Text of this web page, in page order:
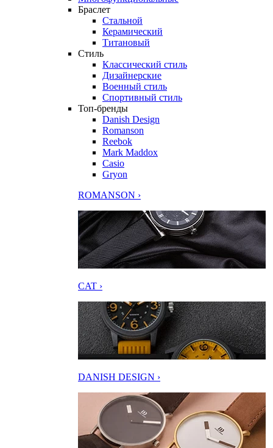
Браслет
Стальной
Керамический
Титановый
Стиль
Классический стиль
Дизайнерские
Военный стиль
Спортивный стиль
Топ-бренды
Danish Design
Romanson
Reebok
Mark Maddox
Casio
Gryon
ROMANSON ›
CAT ›
DANISH DESIGN ›